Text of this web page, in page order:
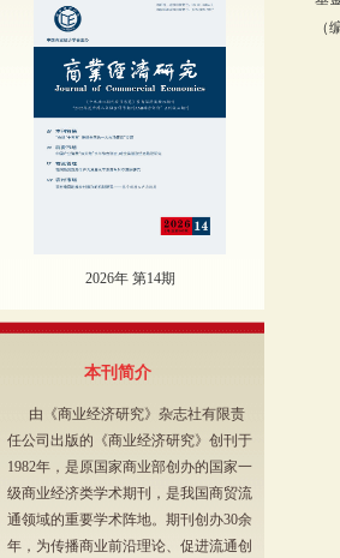
2026年 第14期
本刊简介
由《商业经济研究》杂志社有限责
任公司出版的《商业经济研究》创刊于
1982年，是原国家商业部创办的国家一
级商业经济类学术期刊，是我国商贸流
通领域的重要学术阵地。期刊创办30余
年，为传播商业前沿理论、促进流通创
（